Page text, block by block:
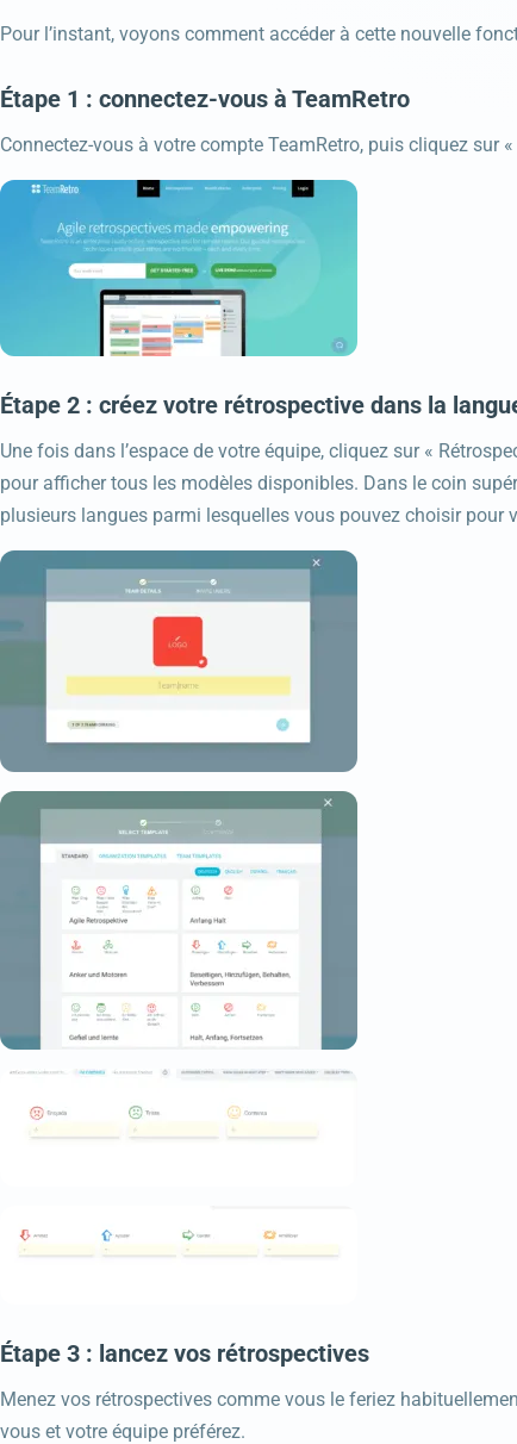
Pour l’instant, voyons comment accéder à cette nouvelle
Étape 1 : connectez-vous à TeamRetro
Connectez-vous à votre compte TeamRetro, puis cliquez sur «
Étape 2 : créez votre rétrospective dans la
Une fois dans l’espace de votre équipe, cliquez sur «
pour afficher tous les modèles disponibles. Dans le coin
plusieurs langues parmi lesquelles vous pouvez choisir pour
Étape 3 : lancez vos rétrospectives
Menez vos rétrospectives comme vous le feriez
vous et votre équipe préférez.